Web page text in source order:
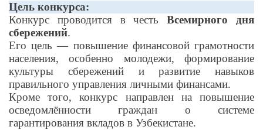
Цель конкурса:
Конкурс проводится в честьВсемирного дня
сбережений.
Его цель — повышение финансовой грамотности
населения, особенно молодежи, формирование
культуры сбережений и развитие навыков
правильного управления личными финансами.
Кроме того, конкурс направлен на повышение
осведомлённости граждан о системе
гарантирования вкладов в Узбекистане.